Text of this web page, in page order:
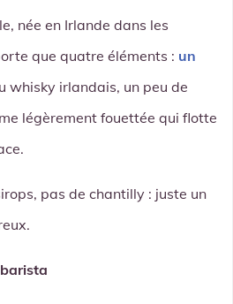
née en Irlande dans les
que quatre éléments : un
whisky irlandais, un peu de
légèrement fouettée qui flotte
pas de chantilly : juste un